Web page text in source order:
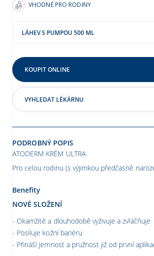
VHODNÉ PRO RODINY
LÁHEV S PUMPOU 500 ML
KOUPIT ONLINE
VYHLEDAT LÉKÁRNU
PODROBNÝ POPIS
ATODERM KRÉM ULTRA
Pro celou rodinu (s výjimkou předčasně
Benefity
NOVÉ SLOŽENÍ
Okamžitě a dlouhodobě vyživuje a zvláčňuje
Posiluje kožní bariéru
Přináší jemnost a pružnost již od první